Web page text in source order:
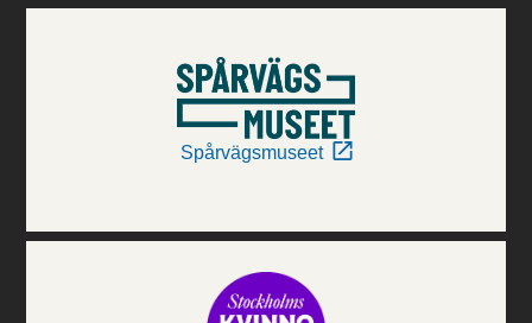
Spårvägsmuseet